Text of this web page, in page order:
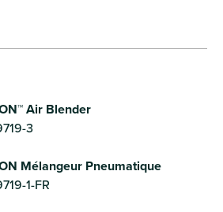
Air Blender
3
Mélangeur Pneumatique
1-FR